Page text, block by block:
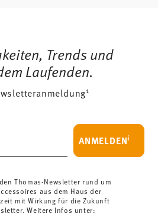
Trends und
Laufenden.
1
ANMELDENi
Thomas-Newsletter rund um
aus dem Haus der
mit Wirkung für die Zukunft
Weitere Infos unter: